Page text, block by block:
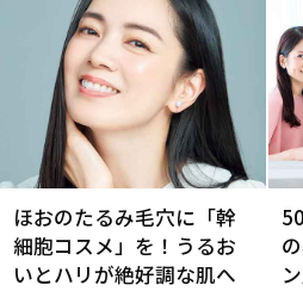
ほおのたるみ毛穴に「幹
細胞コスメ」を！うるお
いとハリが絶好調な肌へ